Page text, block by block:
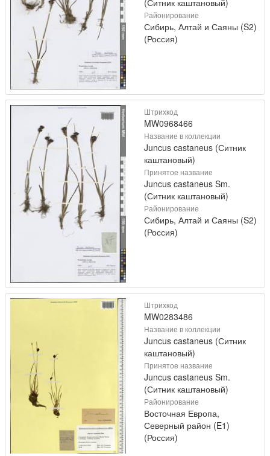
(Ситник каштановый)
Районирование
Сибирь, Алтай и Саяны (S2)
(Россия)
Штрихкод
MW0968466
Название в коллекции
Juncus castaneus (Ситник
каштановый)
Принятое название
Juncus castaneus Sm.
(Ситник каштановый)
Районирование
Сибирь, Алтай и Саяны (S2)
(Россия)
Штрихкод
MW0283486
Название в коллекции
Juncus castaneus (Ситник
каштановый)
Принятое название
Juncus castaneus Sm.
(Ситник каштановый)
Районирование
Восточная Европа,
Северный район (E1)
(Россия)